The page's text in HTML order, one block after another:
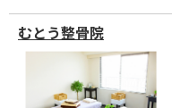
むとう整骨院